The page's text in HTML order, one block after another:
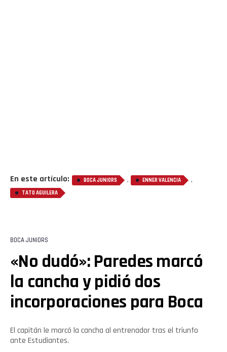
En este artículo: BOCA JUNIORS , ENNER VALENCIA ,
TATO AGUILERA
BOCA JUNIORS
«No dudó»: Paredes marcó
la cancha y pidió dos
incorporaciones para Boca
El capitán le marcó la cancha al entrenador tras el triunfo
ante Estudiantes.